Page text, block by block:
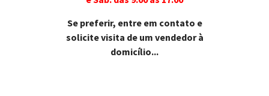
Se preferir, entre em contato e
solicite visita de um vendedor à
domicílio...